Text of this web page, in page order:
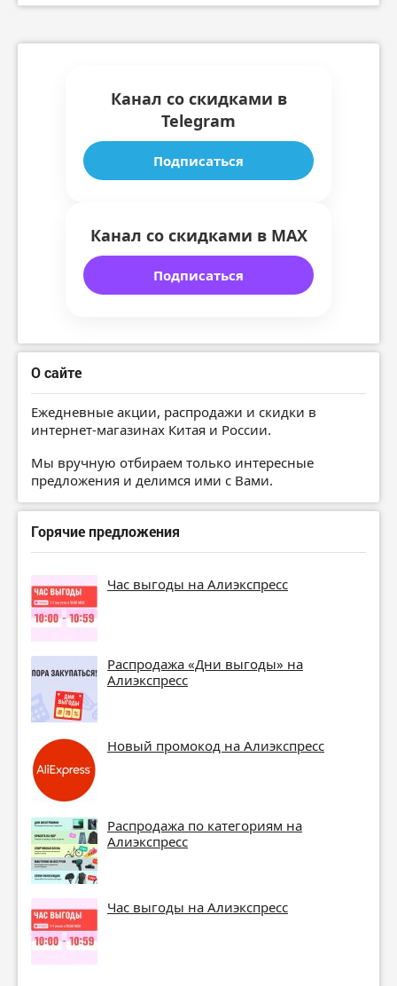
Канал со скидками в
Telegram
Подписаться
Канал со скидками в MAX
Подписаться
О сайте
Ежедневные акции, распродажи и скидки в
интернет-магазинах Китая и России.
Мы вручную отбираем только интересные
предложения и делимся ими с Вами.
Горячие предложения
Час выгоды на Алиэкспресс
Распродажа «Дни выгоды» на
Алиэкспресс
Новый промокод на Алиэкспресс
Распродажа по категориям на
Алиэкспресс
Час выгоды на Алиэкспресс